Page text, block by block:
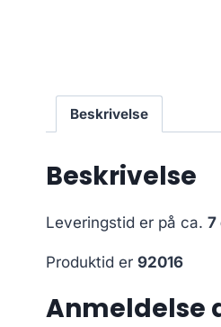
Beskrivelse
Beskrivelse
Leveringstid er på ca. 7
Produktid er 92016
Anmeldelse